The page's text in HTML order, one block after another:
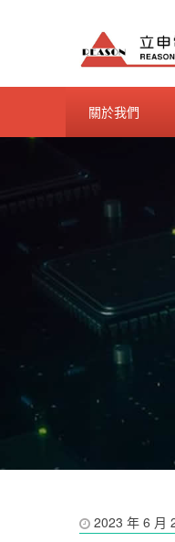
關於我們
2023 年 6 月